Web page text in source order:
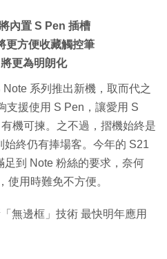
內置 S Pen 插槽
更方便收藏觸控筆
更為明朗化
系列推出新機，取而代之
支援使用 S Pen，讓愛用 S
機可揀。之不過，摺機始終是
始終仍有捧場客。今年的 S21
到 Note 粉絲的要求，奈何
使用時難免不方便。
無邊框」技術 最快明年應用